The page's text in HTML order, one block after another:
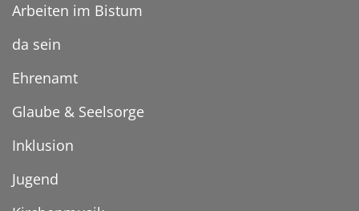
Arbeiten im Bistum
da sein
Ehrenamt
Glaube & Seelsorge
Inklusion
Jugend